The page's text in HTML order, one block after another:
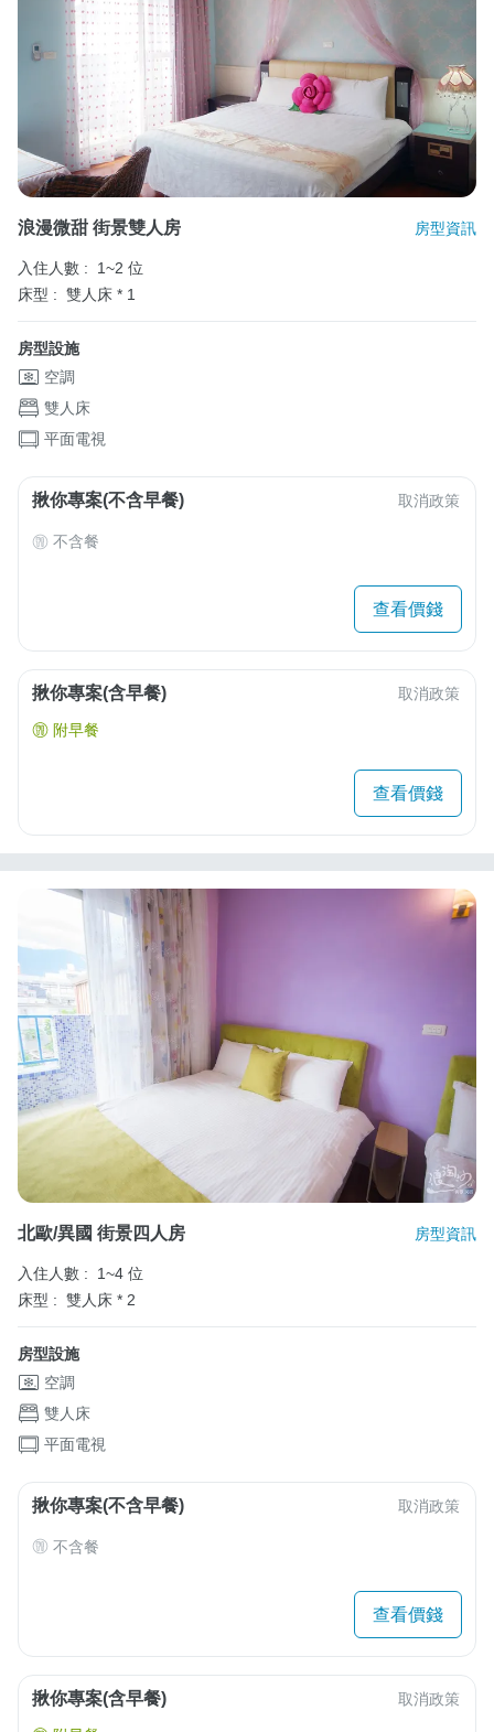
浪漫微甜 街景雙人房 房型資訊
入住人數 :
1~2 位
床型 : 雙人床 * 1
房型設施
空調
雙人床
平面電視
揪你專案(不含早餐) 取消政策
不含餐
查看價錢
揪你專案(含早餐) 取消政策
附早餐
查看價錢
北歐/異國 街景四人房 房型資訊
入住人數 :
1~4 位
床型 : 雙人床 * 2
房型設施
空調
雙人床
平面電視
揪你專案(不含早餐) 取消政策
不含餐
查看價錢
揪你專案(含早餐) 取消政策